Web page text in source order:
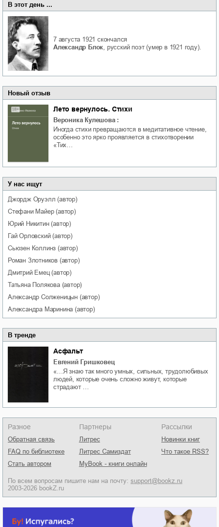
В этот день ...
7 августа 1921 скончался
Александр Блок , русский поэт (умер в 1921 году).
Новый отзыв
Лето вернулось. Стихи
Вероника Кулешова :
Иногда стихи превращаются в медитативное чтение,
особенно это ярко проявляется в стихотворении
«Тих…
У нас ищут
Джордж Оруэлл (автор)
Стефани Майер(автор)
Юрий Никитин(автор)
Гай Орловский(автор)
Сьюзен Коллинз (автор)
Роман Злотников (автор)
Дмитрий Емец(автор)
Татьяна Полякова(автор)
Александр Солженицын (автор)
Александра Маринина (автор)
В тренде
Асфальт
Евгений Гришковец
«…Я знаю так много умных, сильных, трудолюбивых
людей, которые очень сложно живут, которые
страдают …
Разное
Обратная связь
FAQ по библиотеке
Стать автором
Партнеры
Литрес
Литрес Самиздат
MyBook - книги онлайн
Рассылки
Новинки книг
Что такое RSS?
По всем вопросам пишите нам на почту: support@bookz.ru
2003-2026 bookZ.ru